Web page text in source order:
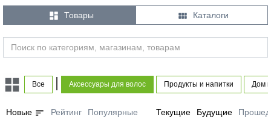
 Товары  Каталоги
Все Аксессуары для волос Продукты и напитки Дом
Новые sort Рейтинг Популярные Текущие Будущие